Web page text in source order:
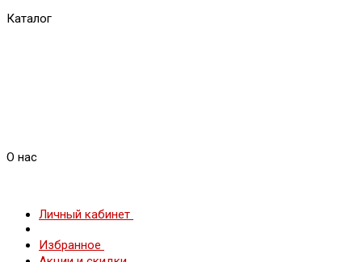
Каталог
О нас
Личный кабинет
Избранное